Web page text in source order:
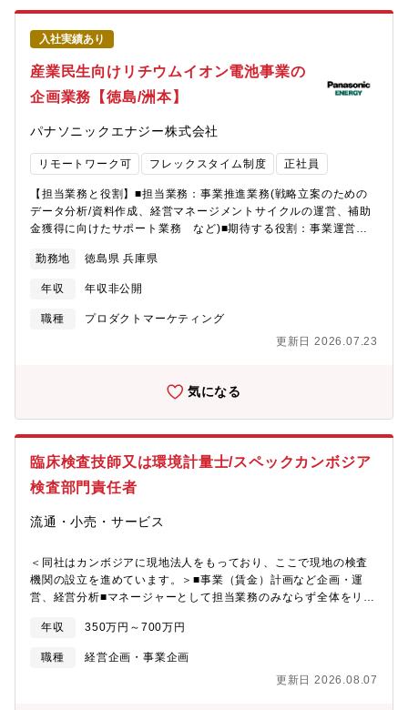
入社実績あり
産業民生向けリチウムイオン電池事業の
企画業務【徳島/洲本】
パナソニックエナジー株式会社
リモートワーク可 フレックスタイム制度 正社員
【担当業務と役割】■担当業務：事業推進業務(戦略立案のための
データ分析/資料作成、経営マネージメントサイクルの運営、補助
金獲得に向けたサポート業務 など)■期待する役割：事業運営に
業務内容】■事業戦略：事業戦略立案に向けた、事業数値データを
分析及び幹部報告資料の素材作り、またBU関連メンバーと協議を
行い戦略達成に向けた行動サポート。■経営マネージメントサイク
ル：各会議体の繋がりを意識した会議運営に向けて、各会議体で
AIの刈り取りサポート。■補助金：BUキャッシュ創出に向けた国
各フェーズ毎に対応必要なイベント対応及び提出必要文書の準備
サポート。【配属部門】エナジーソリューション事業部 二次電
池ソリューションBU事業企画部 事業推進課【事業企画部のミッ
ション】■中長期戦略からの短期戦略の立案・推進、戦略達成に向
けた活動及び高効率マネジメントサイクルの運営■持続可能な事業
推進に向けた価格管理と提案、機種毎の個別原価管理とあるべき
実績管理の仕組み構築【事業推進課のミッション】■中長期戦略か
ネジメントサイクルの運営【募集背景】■事業計画で描いている将
財を募集。【本ポジションの魅力】■二次電池ソリューションBU
全体の業務フローを見ながら、職能基軸ではなく、全体最適軸で
の事業の考え方の着想、また経営幹部との会話を基に視座・視
身の成長を愉しみながら実感できる職場であり、また必要に応じ
ちながら業務をできる。【キャリアパス】狭さ及び深さが求めら
れる職能軸とは異なり、事業企画では浅く・広い業務の中で、自
勤務地 徳島県 兵庫県
年収 年収非公開
職種
プロダクトマーケティング
更新日 2026.07.23
気になる
臨床検査技師又は環境計量士/スペックカンボジア
検査部門責任者
流通・小売・サービス
＜同社はカンボジアに現地法人をもっており、ここで現地の検査
機関の設立を進めています。＞■事業（賃金）計画など企画・運
営、経営分析■マネージャーとして担当業務のみならず全体をリー
検査部門の立ち上げ、検査に伴う業務、それに付帯する仕事全
般、及び政府系ミッションの遂行）
年収 350万円～700万円
職種
経営企画・事業企画
更新日 2026.08.07